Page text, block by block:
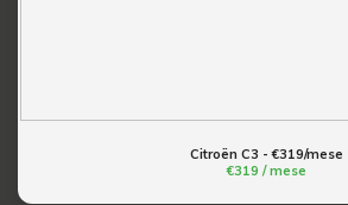
Citroën C3 - €319/mese
€319 / mese